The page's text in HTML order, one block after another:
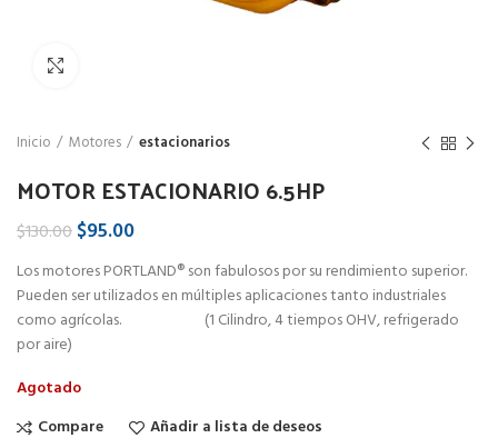
Inicio Motores estacionarios
MOTOR ESTACIONARIO 6.5HP
$130.00$95.00
Los motores PORTLAND® son fabulosos por su rendimiento superior.
Pueden ser utilizados en múltiples aplicaciones tanto industriales
como agrícolas. (1 Cilindro, 4 tiempos OHV, refrigerado
por aire)
Agotado
Compare
Añadir a lista de deseos